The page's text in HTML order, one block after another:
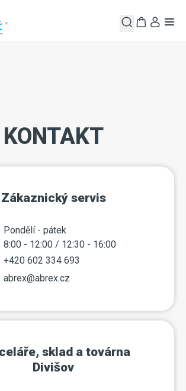
KONTAKT
Zákaznický servis
Pondělí - pátek
8:00 - 12:00 / 12:30 - 16:00
+420 602 334 693
abrex@abrex.cz
sklad a továrna
Divišov